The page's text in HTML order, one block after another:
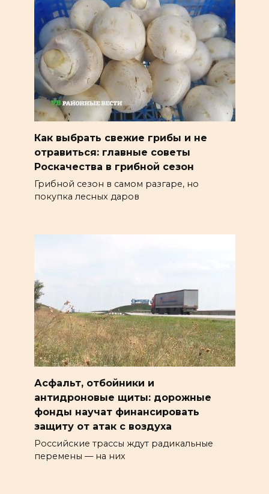
Как выбрать свежие грибы и не
отравиться: главные советы
Роскачества в грибной сезон
Грибной сезон в самом разгаре, но
покупка лесных даров
Асфальт, отбойники и
антидроновые щиты: дорожные
фонды научат финансировать
защиту от атак с воздуха
Российские трассы ждут радикальные
перемены — на них